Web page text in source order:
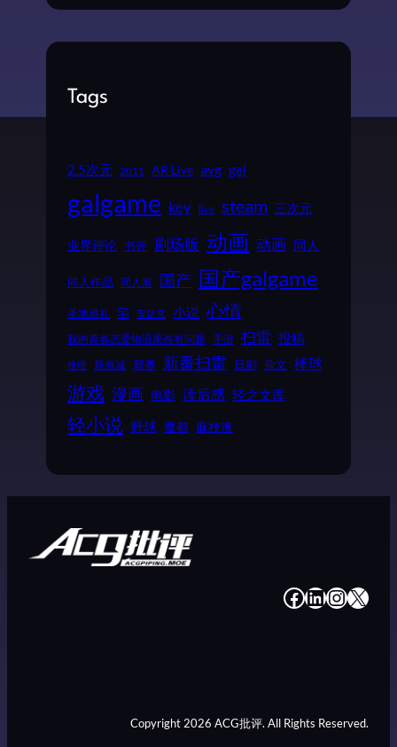
Tags
2.5次元 2011 AR Live avg gal
galgame key live steam 三次元
业界评论 书评 剧场版 动画 动画 同人
同人作品 同人展 国产 国产galgame
圣地巡礼 宅 安达充 小说 心情
我的青春恋爱物语果然有问题 手游 扫雷 投稿
推理 新海诚 新番 新番扫雷 日剧 杂文 棒球
游戏 漫画 电影 读后感 轻之文库
轻小说 野球 魔都 麻枝准
# # # #
Copyright 2026 ACG批评. All Rights Reserved.